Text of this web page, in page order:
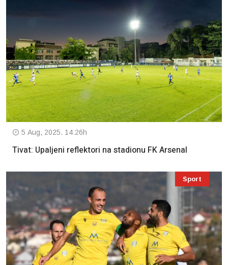
5 Aug, 2025. 14:26h
Tivat: Upaljeni reflektori na stadionu FK Arsenal
Sport